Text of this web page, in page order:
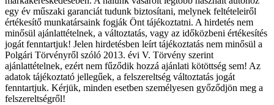
egy év műszaki garanciát tudunk biztosítani, melynek feltételeiről
értékesítő munkatársaink fogják Önt tájékoztatni. A hirdetés nem
minősül ajánlattételnek, a változtatás, vagy az időközbeni értékesítés
jogát fenntartjuk! Jelen hirdetésben leírt tájékoztatás nem minősül a
Polgári Törvényről szóló 2013. évi V. Törvény szerint
ajánlattételnek, ezért nem fűződik hozzá ajánlati kötöttség sem! Az
adatok tájékoztató jellegűek, a felszereltség változtatás jogát
fenntartjuk. Kérjük, minden esetben személyesen győződjön meg a
felszereltségről!